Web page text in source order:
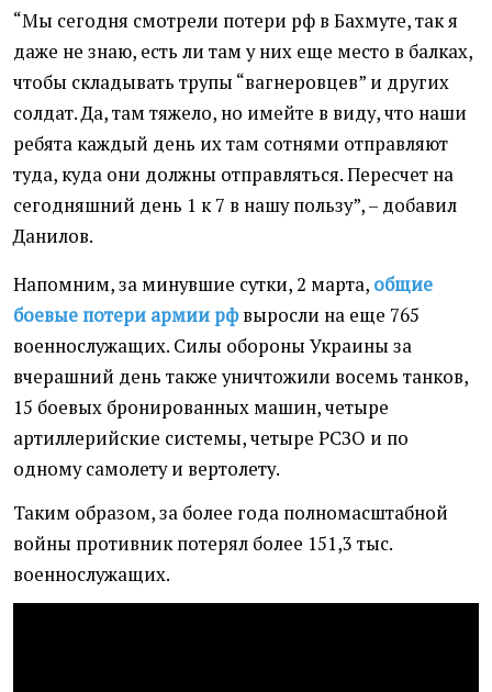
“Мы сегодня смотрели потери рф в Бахмуте, так я
даже не знаю, есть ли там у них еще место в балках,
чтобы складывать трупы “вагнеровцев” и других
солдат. Да, там тяжело, но имейте в виду, что наши
ребята каждый день их там сотнями отправляют
туда, куда они должны отправляться. Пересчет на
сегодняшний день 1 к 7 в нашу пользу”, – добавил
Данилов.
Напомним, за минувшие сутки, 2 марта, общие
боевые потери армии рфвыросли на еще 765
военнослужащих. Силы обороны Украины за
вчерашний день также уничтожили восемь танков,
15 боевых бронированных машин, четыре
артиллерийские системы, четыре РСЗО и по
одному самолету и вертолету.
Таким образом, за более года полномасштабной
войны противник потерял более 151,3 тыс.
военнослужащих.